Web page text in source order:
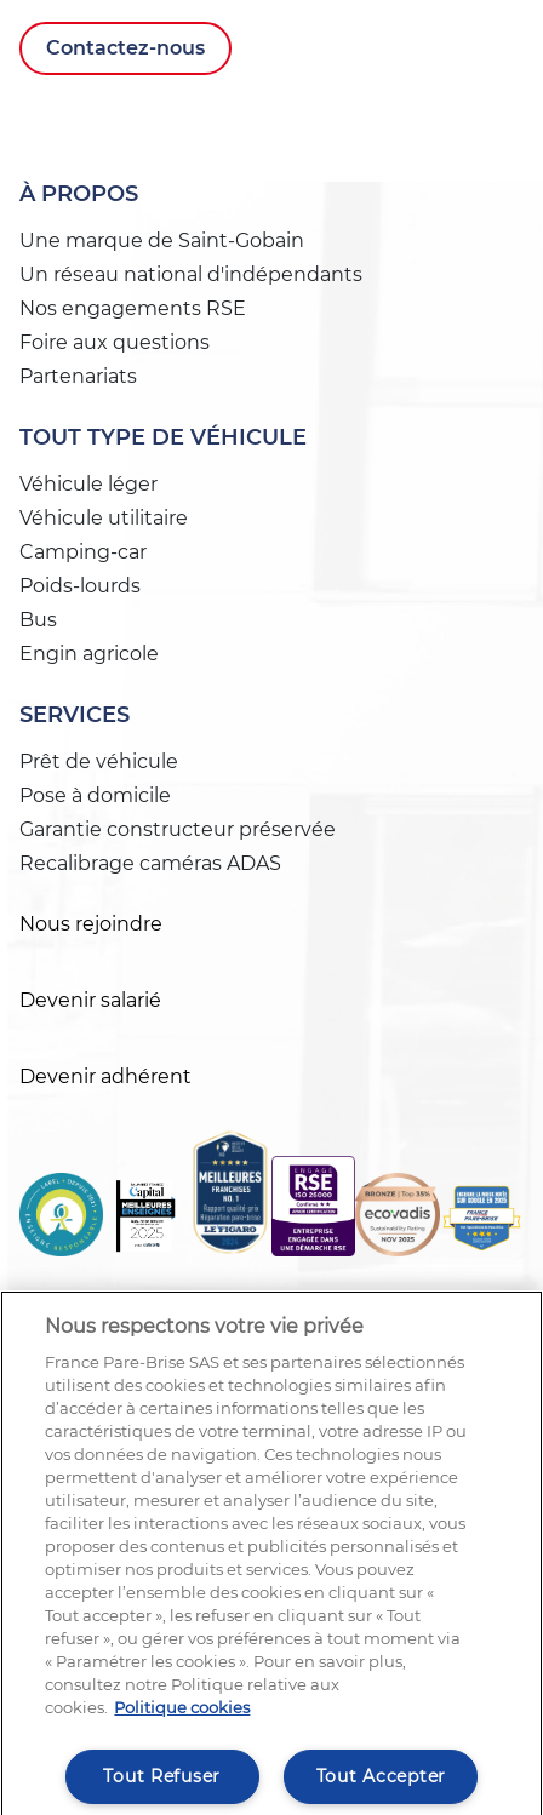
Contactez-nous
À PROPOS
Une marque de Saint-Gobain
Un réseau national d'indépendants
Nos engagements RSE
Foire aux questions
Partenariats
TOUT TYPE DE VÉHICULE
Véhicule léger
Véhicule utilitaire
Camping-car
Poids-lourds
Bus
Engin agricole
SERVICES
Prêt de véhicule
Pose à domicile
Garantie constructeur préservée
Recalibrage caméras ADAS
Nous rejoindre
Devenir salarié
Devenir adhérent
NOUS SUIVRE
© France Pare-Brise®, tout droit réservé | 2025
Nous respectons votre vie privée
France Pare-Brise SAS et ses partenaires sélectionnés
utilisent des cookies et technologies similaires afin
d’accéder à certaines informations telles que les
caractéristiques de votre terminal, votre adresse IP ou
vos données de navigation. Ces technologies nous
permettent d'analyser et améliorer votre expérience
utilisateur, mesurer et analyser l’audience du site,
faciliter les interactions avec les réseaux sociaux, vous
proposer des contenus et publicités personnalisés et
optimiser nos produits et services. Vous pouvez
accepter l’ensemble des cookies en cliquant sur «
Tout accepter », les refuser en cliquant sur « Tout
refuser », ou gérer vos préférences à tout moment via
« Paramétrer les cookies ». Pour en savoir plus,
consultez notre Politique relative aux
cookies. Politique cookies
Tout Accepter
Tout Refuser